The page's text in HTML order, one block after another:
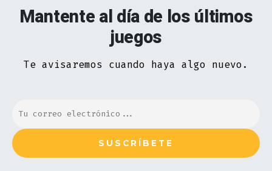
Mantente al día de los últimos
juegos
Te avisaremos cuando haya algo nuevo.